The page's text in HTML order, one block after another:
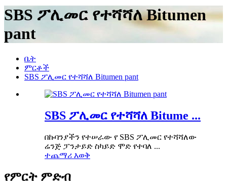
SBS ፖሊመር የተሻሻለ Bitumen
pant
ቤት
ምርቶች
SBS ፖሊመር የተሻሻለ Bitumen pant
SBS ፖሊመር የተሻሻለ Bitume ...
በኩባንያችን የተሠራው የ SBS ፖሊመር የተሻሻለው
ሬንጅ ፓንታይድ ስካይድ ሞድ የተባለ ...
ተጨማሪ እወቅ
የምርት ምድብ